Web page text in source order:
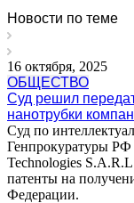
Новости по теме
16 октября, 2025
ОБЩЕСТВО
Суд решил
нанотрубки
Суд по
Генпрокуратуры
Technologies
патенты на
Федерации.